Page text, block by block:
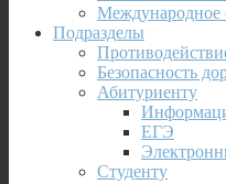
Международное
Подразделы
Безопасность
Абитуриенту
ЕГЭ
Студенту